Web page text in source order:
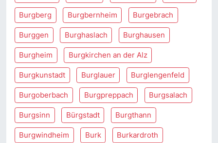
Burgberg Burgbernheim Burgebrach
Burggen Burghaslach Burghausen
Burgheim Burgkirchen an der Alz
Burgkunstadt Burglauer Burglengenfeld
Burgoberbach Burgpreppach Burgsalach
Burgsinn Bürgstadt Burgthann
Burgwindheim Burk Burkardroth